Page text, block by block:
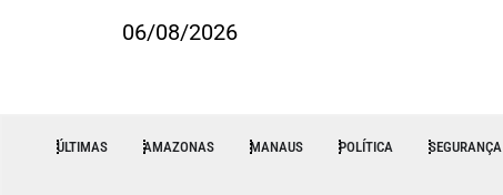
06/08/2026
ÚLTIMAS AMAZONAS MANAUS POLÍTICA SEGURANÇA